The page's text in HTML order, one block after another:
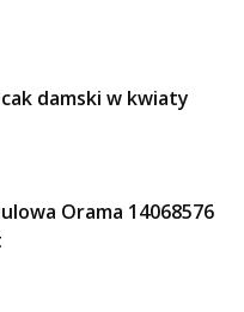
damski w kwiaty
Orama 14068576